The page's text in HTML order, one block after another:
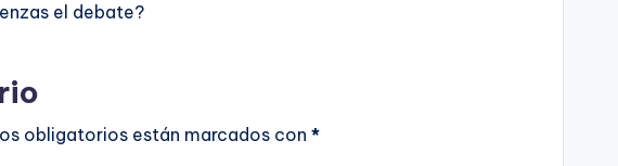
el debate?
obligatorios están marcados con *